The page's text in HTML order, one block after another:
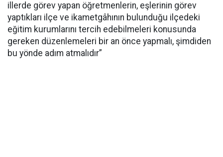
illerde görev yapan öğretmenlerin, eşlerinin görev
yaptıkları ilçe ve ikametgâhının bulunduğu ilçedeki
eğitim kurumlarını tercih edebilmeleri konusunda
gereken düzenlemeleri bir an önce yapmalı, şimdiden
bu yönde adım atmalıdır”